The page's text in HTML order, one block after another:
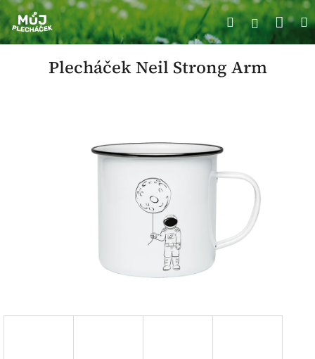
Přejít
na
obsah
HledatPřihlášení
Plecháček Neil Strong Arm